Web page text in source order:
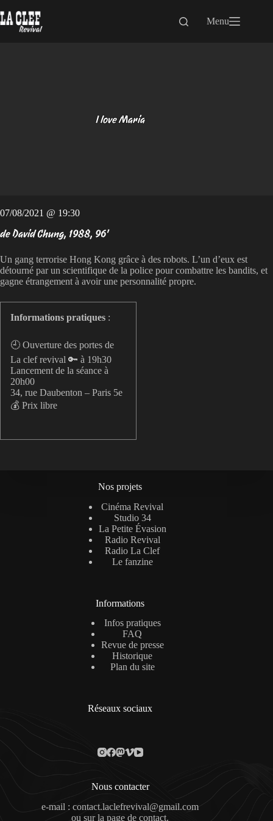
au
contenu
Menu
I love Maria
07/08/2021 @ 19:30
de David Chung, 1988, 96'
Un gang terrorise Hong Kong grâce à des robots. L’un d’eux est
détourné par un scientifique de la police pour combattre les bandits, et
gagne étrangement à avoir une personnalité propre.
Informations pratiques :
🕘 Ouverture des portes de
La clef revival 🔑 à 19h30
Lancement de la séance à
20h00
34, rue Daubenton – Paris 5e
💰 Prix libre
Nos projets
Cinéma Revival
Studio 34
La Petite Évasion
Radio Revival
Radio La Clef
Le fanzine
Informations
Infos pratiques
FAQ
Revue de presse
Historique
Plan du site
Réseaux sociaux
Nous contacter
e-mail : contact.laclefrevival@gmail.com
ou sur lapage de contact.